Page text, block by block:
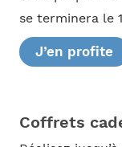
se terminera le
J’en profite
Coffrets